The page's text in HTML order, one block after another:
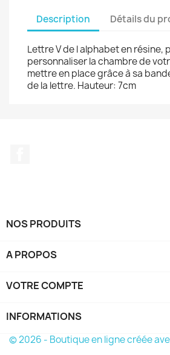
Description Détails du
Lettre V de l alphabet en résine,
personnaliser la chambre de
mettre en place grâce à sa
de la lettre. Hauteur: 7cm
NOS PRODUITS
A PROPOS
VOTRE COMPTE
INFORMATIONS
© 2026 - Boutique en ligne créée